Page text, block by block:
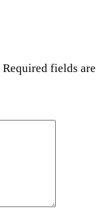
Required fields are